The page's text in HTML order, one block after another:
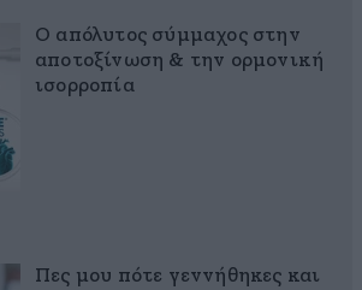
Ο απόλυτος σύμμαχος στην
αποτοξίνωση & την ορμονική
ισορροπία
Πες μου πότε γεννήθηκες και